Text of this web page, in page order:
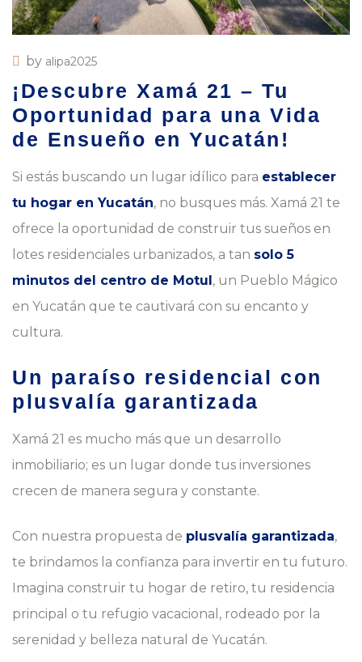
by alipa2025
¡Descubre Xamá 21 – Tu
Oportunidad para una Vida
de Ensueño en Yucatán!
Si estás buscando un lugar idílico para establecer
tu hogar en Yucatán, no busques más. Xamá 21 te
ofrece la oportunidad de construir tus sueños en
lotes residenciales urbanizados, a tan solo 5
minutos del centro de Motul , un Pueblo Mágico
en Yucatán que te cautivará con su encanto y
cultura.
Un paraíso residencial con
plusvalía garantizada
Xamá 21 es mucho más que un desarrollo
inmobiliario; es un lugar donde tus inversiones
crecen de manera segura y constante.
Con nuestra propuesta de plusvalía garantizada,
te brindamos la confianza para invertir en tu futuro.
Imagina construir tu hogar de retiro, tu residencia
principal o tu refugio vacacional, rodeado por la
serenidad y belleza natural de Yucatán.